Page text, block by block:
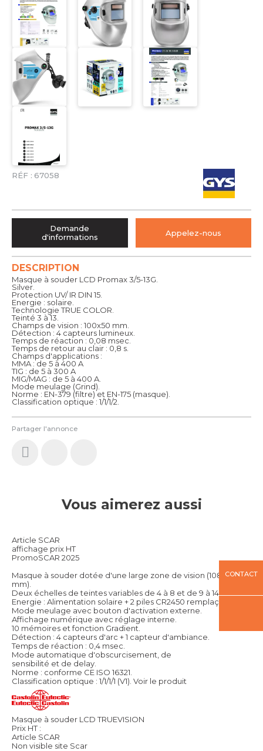
RÉF : 67058
Partager l'annonce
DESCRIPTION
Masque à souder LCD Promax 3/5-13G.
Silver.
Protection UV/ IR DIN 15.
Energie : solaire.
Technologie TRUE COLOR.
Teinté 3 à 13.
Champs de vision : 100x50 mm.
Détection : 4 capteurs lumineux.
Temps de réaction : 0,08 msec.
Temps de retour au clair : 0,8 s.
Champs d'applications :
MMA : de 5 à 400 A
TIG : de 5 à 300 A
MIG/MAG : de 5 à 400 A.
Mode meulage (Grind).
Norme : EN-379 (filtre) et EN-175 (masque).
Classification optique : 1/1/1/2.
Demande
d'informations
Appelez-nous
Vous aimerez aussi
Article SCAR
affichage prix HT
PromoSCAR 2025
Masque à souder dotée d'une large zone de vision (108 x 82
mm).
Deux échelles de teintes variables de 4 à 8 et de 9 à 14.
Energie : Alimentation solaire + 2 piles CR2450 remplaçables.
Mode meulage avec bouton d'activation externe.
Affichage numérique avec réglage interne.
10 mémoires et fonction Gradient.
Détection : 4 capteurs d'arc + 1 capteur d'ambiance.
Temps de réaction : 0,4 msec.
Mode automatique d'obscurcisement, de
sensibilité et de delay.
Norme : conforme CE ISO 16321.
Classification optique : 1/1/1/1 (V1). Voir le produit
Masque à souder LCD TRUEVISION
Prix HT :
Article SCAR
Non visible site Scar
CONTACT